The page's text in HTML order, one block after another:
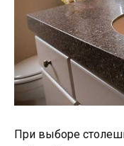
При выборе